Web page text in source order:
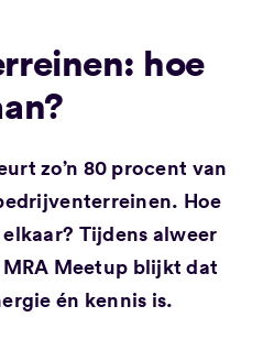
hoe
zo’n 80 procent van
Hoe
Tijdens alweer
MRA Meetup blijkt dat
én kennis is.